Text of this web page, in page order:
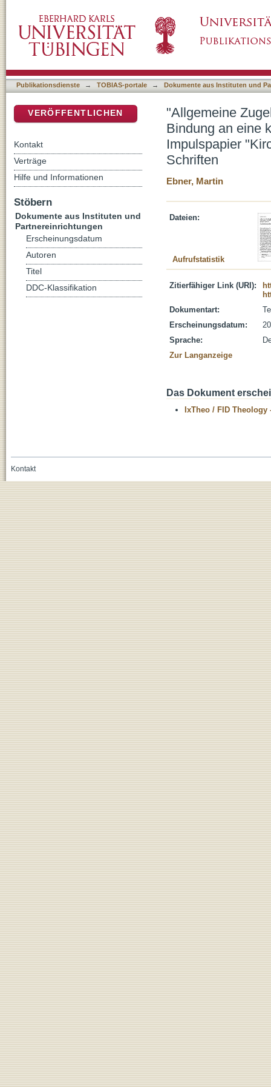
Gemeinde! : eine Stellungnahme zum
paulinischen Schriften
Publikationsdienste → TOBIAS-portale → Dokumente aus Instituten und
"Allgemeine
Bindung an eine
Impulspapier
Schriften
Ebner, Martin
Dateien:
Aufrufstatistik
Zitierfähiger Link (URI):
Dokumentart:
Erscheinungsdatum:
Sprache:
Zur Langanzeige
Das Dokument
IxTheo / FID Theology
VERÖFFENTLICHEN
Kontakt
Verträge
Hilfe und Informationen
Stöbern
Dokumente aus Instituten und
Partnereinrichtungen
Erscheinungsdatum
Autoren
Titel
DDC-Klassifikation
Kontakt